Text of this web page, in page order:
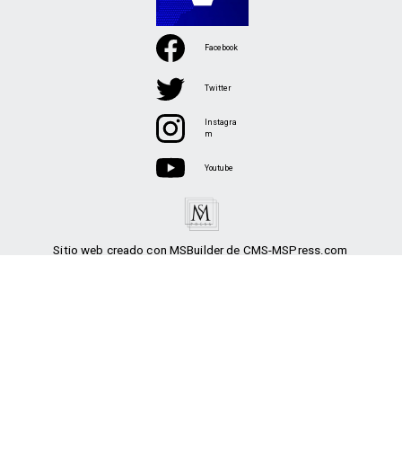
Sitio web creado con MSBuilder de CMS-MSPress.com
Facebook
Twitter
Instagra
m
Youtube